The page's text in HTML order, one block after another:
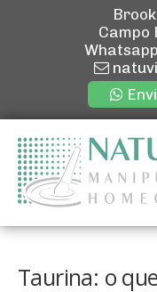
Campo
Whatsapp
para
conteúdo
Taurina: o